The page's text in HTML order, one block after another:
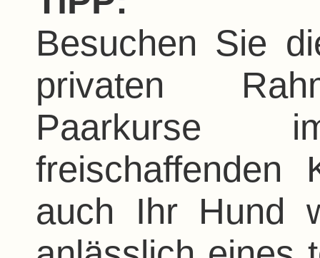
Besuchen Sie
privaten
Paarkurse
freischaffenden
auch Ihr Hund